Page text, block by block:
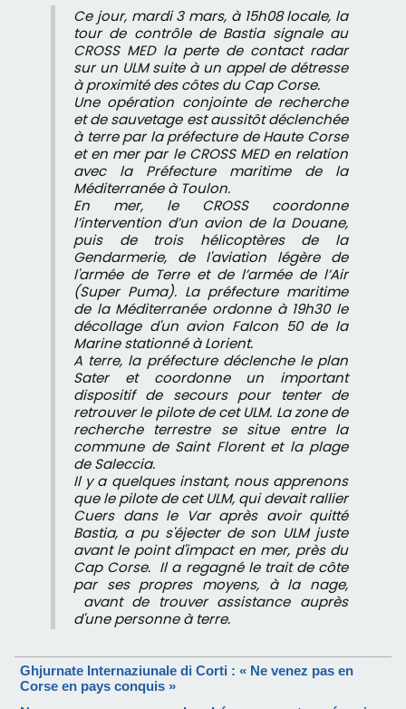
Ce jour, mardi 3 mars, à 15h08 locale, la
tour de contrôle de Bastia signale au
CROSS MED la perte de contact radar
sur un ULM suite à un appel de détresse
à proximité des côtes du Cap Corse.
Une opération conjointe de recherche
et de sauvetage est aussitôt déclenchée
à terre par la préfecture de Haute Corse
et en mer par le CROSS MED en relation
avec la Préfecture maritime de la
Méditerranée à Toulon.
En mer, le CROSS coordonne
l’intervention d’un avion de la Douane,
puis de trois hélicoptères de la
Gendarmerie, de l'aviation légère de
l'armée de Terre et de l’armée de l’Air
(Super Puma). La préfecture maritime
de la Méditerranée ordonne à 19h30 le
décollage d'un avion Falcon 50 de la
Marine stationné à Lorient.
A terre, la préfecture déclenche le plan
Sater et coordonne un important
dispositif de secours pour tenter de
retrouver le pilote de cet ULM. La zone de
recherche terrestre se situe entre la
commune de Saint Florent et la plage
de Saleccia.
Il y a quelques instant, nous apprenons
que le pilote de cet ULM, qui devait rallier
Cuers dans le Var après avoir quitté
Bastia, a pu s'éjecter de son ULM juste
avant le point d'impact en mer, près du
Cap Corse. Il a regagné le trait de côte
par ses propres moyens, à la nage,
avant de trouver assistance auprès
d'une personne à terre.
Ghjurnate Internaziunale di Corti : « Ne venez pas en
Corse en pays conquis »